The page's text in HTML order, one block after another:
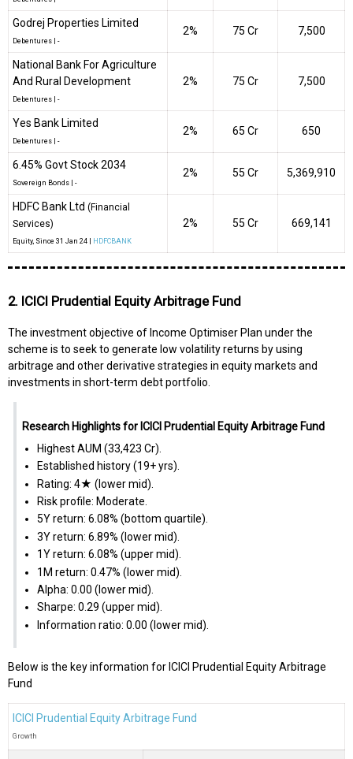
Godrej Properties Limited
Debentures -
2% ₹75 Cr 7,500
National Bank For Agriculture
And Rural Development
Debentures -
2% ₹75 Cr 7,500
Yes Bank Limited
Debentures -
2% ₹65 Cr 650
6.45% Govt Stock 2034
Sovereign Bonds -
2% ₹55 Cr 5,369,910
HDFC Bank Ltd (Financial
Services)
Equity , Since 31 Jan 24 | HDFCBANK
2% ₹55 Cr 669,141
2. ICICI Prudential Equity Arbitrage Fund
The investment objective of Income Optimiser Plan under the
scheme is to seek to generate low volatility returns by using
arbitrage and other derivative strategies in equity markets and
investments in short-term debt portfolio.
Research Highlights for ICICI Prudential Equity Arbitrage Fund
Highest AUM (₹33,423 Cr).
Established history (19+ yrs).
Rating: 4★ (lower mid).
Risk profile: Moderate.
5Y return: 6.08% (bottom quartile).
3Y return: 6.89% (lower mid).
1Y return: 6.08% (upper mid).
1M return: 0.47% (lower mid).
Alpha: 0.00 (lower mid).
Sharpe: 0.29 (upper mid).
Information ratio: 0.00 (lower mid).
Below is the key information for ICICI Prudential Equity Arbitrage
Fund
ICICI Prudential Equity Arbitrage Fund
Growth